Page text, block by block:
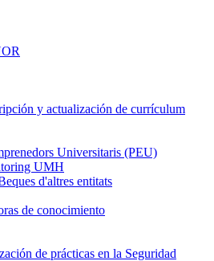
y actualización de currículum
Universitaris (PEU)
UMH
d'altres entitats
de conocimiento
de prácticas en la Seguridad